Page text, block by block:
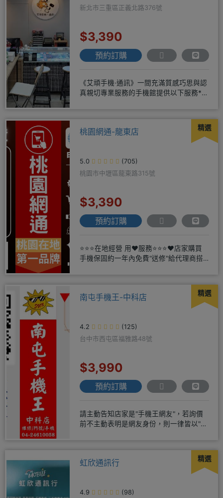
新北市三重區正義北路376號
$3,390
預約訂購
《艾頑手機·通訊》一間充滿質感巧思與認
真親切專業服務的手機館提供以下服務*免
精選
桃園網通-龍東店
5.0
(705)
桃園市中壢區龍東路315號
$3,390
預約訂購
⭐⭐⭐在地經營 用❤️服務⭐⭐⭐❤️店家購買
手機保固約一年內免費"送修"給代理商搭
精選
南屯手機王-中科店
4.2
(125)
台中市西屯區福雅路48號
$3,990
預約訂購
請主動告知店家是"手機王網友"，若詢價
前不主動表明是網友身份，則一律皆以"現
精選
虹欣通訊行
4.9
(98)